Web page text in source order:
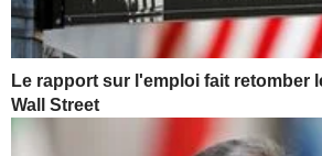
Le rapport sur l'emploi fait retomber
Wall Street